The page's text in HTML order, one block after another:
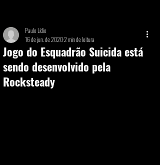
Jogo do Esquadrão Suicida está
sendo desenvolvido pela
Rocksteady
Paulo Lídio
16 de jun. de 20202 min de leitura